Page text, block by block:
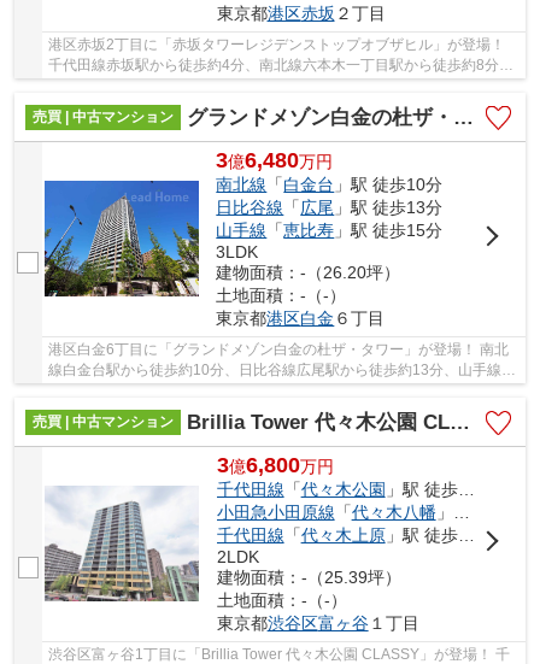
東京都港区赤坂 ２丁目
港区赤坂2丁目に「赤坂タワーレジデンストップオブザヒル」が登場！
千代田線赤坂駅から徒歩約4分、南北線六本木一丁目駅から徒歩約8分、
売買 | 中古マンション
グランドメゾン白金の杜ザ・タワー
3億6,480万円
南北線 「白金台 」駅 徒歩10分
日比谷線 「広尾 」駅 徒歩13分
山手線 「恵比寿 」駅 徒歩15分
3LDK
建物面積：-（26.20坪）
土地面積：-（-）
東京都港区白金 ６丁目
港区白金6丁目に「グランドメゾン白金の杜ザ・タワー」が登場！ 南北
線白金台駅から徒歩約10分、日比谷線広尾駅から徒歩約13分、山手線恵
比寿駅から徒歩約15分。 6路線3駅利用可能な大...
売買 | 中古マンション
Brillia Tower 代々木公園 CLASSY
3億6,800万円
千代田線 「代々木公園 」駅 徒歩2分
小田急小田原線 「代々木八幡」駅 徒歩2分
千代田線 「代々木上原」駅 徒歩10分
2LDK
建物面積：-（25.39坪）
土地面積：-（-）
東京都渋谷区富ヶ谷１丁目
渋谷区富ヶ谷1丁目に「Brillia Tower 代々木公園 CLASSY」が登場！ 千